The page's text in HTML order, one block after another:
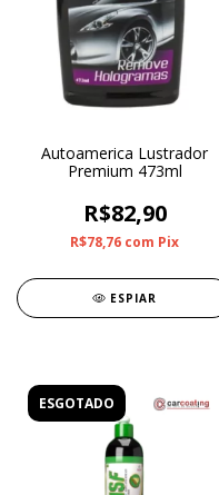
Autoamerica Lustrador
Premium 473ml
R$82,90
R$78,76 com Pix
ESPIAR
ESGOTADO